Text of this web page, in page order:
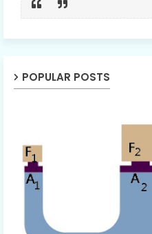
POPULAR POSTS